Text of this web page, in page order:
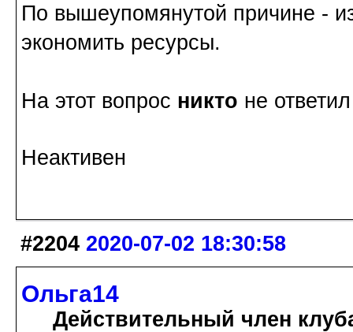
По вышеупомянутой причине -
экономить ресурсы.
На этот вопрос никто не
Неактивен
#2204 2020-07-02 18:30:58
Ольга14
Действительный член